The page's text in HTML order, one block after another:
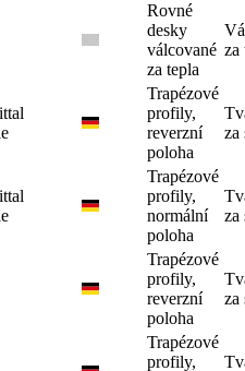
Rovné
desky
válcované
za tepla
za
Trapézové
profily,
reverzní
poloha
za
Trapézové
profily,
normální
poloha
za
Trapézové
profily,
reverzní
poloha
za
Trapézové
profily,